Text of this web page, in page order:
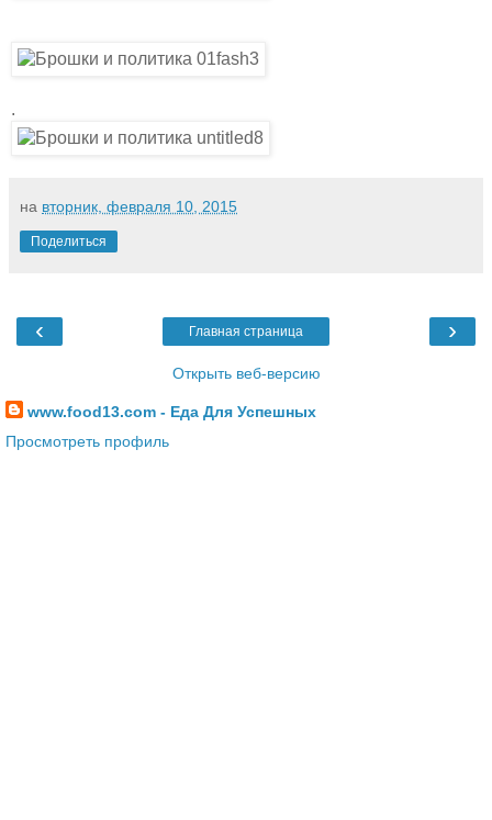
.
на вторник, февраля 10, 2015
Поделиться
‹ ›
Главная страница
Открыть веб-версию
www.food13.com - Еда Для Успешных
Просмотреть профиль